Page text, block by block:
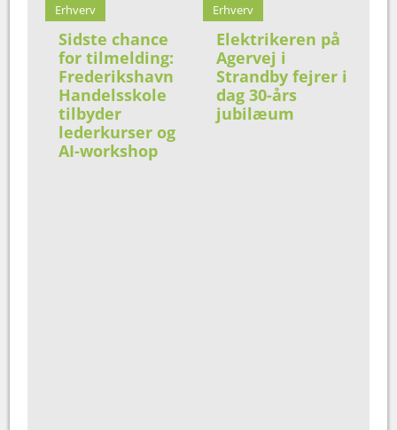
Erhverv
Sidste chance
for tilmelding:
Frederikshavn
Handelsskole
tilbyder
lederkurser og
AI-workshop
Erhverv
Elektrikeren på
Agervej i
Strandby fejrer i
dag 30-års
jubilæum